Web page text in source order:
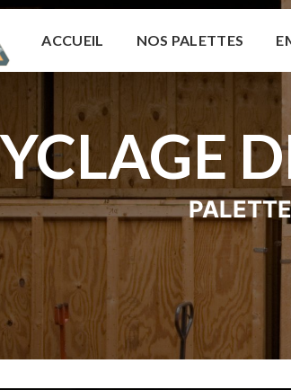
ACCUEIL NOS PALETTES